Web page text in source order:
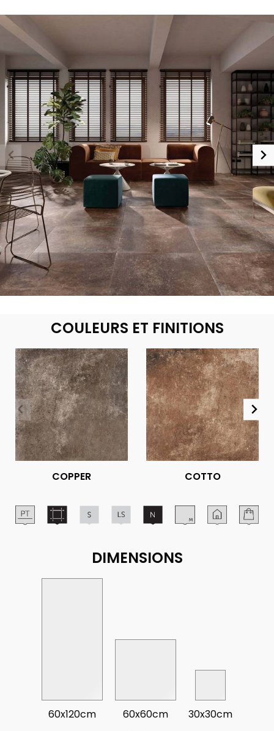
COULEURS ET FINITIONS
COPPER COTTO
DIMENSIONS
60x120cm 60x60cm 30x30cm